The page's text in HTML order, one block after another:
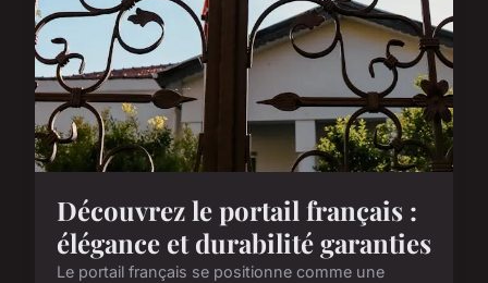
Découvrez le portail français :
élégance et durabilité garanties
Le portail français se positionne comme une